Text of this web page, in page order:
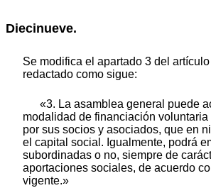
Diecinueve.
Se modifica el apartado 3 del
redactado como sigue:
«3. La asamblea general puede
modalidad de financiación
por sus socios y asociados, que en
el capital social. Igualmente, podrá
subordinadas o no, siempre de
aportaciones sociales, de acuerdo
vigente.»